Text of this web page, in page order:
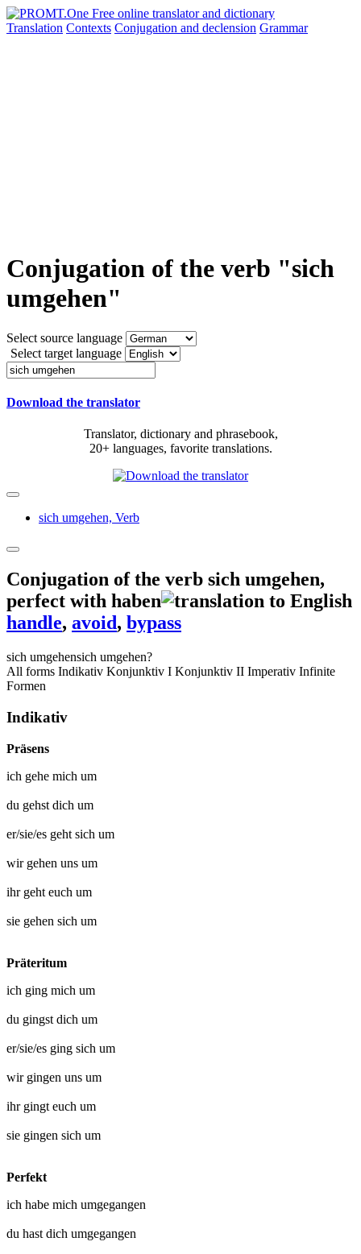
Translation Contexts Conjugation and declension Grammar
Conjugation of the verb "sich
umgehen"
Select source language
Select target language
Download the translator
Translator, dictionary and phrasebook,
20+ languages, favorite translations.
sich umgehen, Verb
Conjugation of the verb sich umgehen,
perfect with haben
handle, avoid, bypass
sich umgehensich umgehen?
All forms Indikativ Konjunktiv I Konjunktiv II Imperativ Infinite
Formen
Indikativ
Präsens
ich gehe mich um
du gehst dich um
er/sie/es geht sich um
wir gehen uns um
ihr geht euch um
sie gehen sich um
Präteritum
ich ging mich um
du gingst dich um
er/sie/es ging sich um
wir gingen uns um
ihr gingt euch um
sie gingen sich um
Perfekt
ich habe mich umgegangen
du hast dich umgegangen